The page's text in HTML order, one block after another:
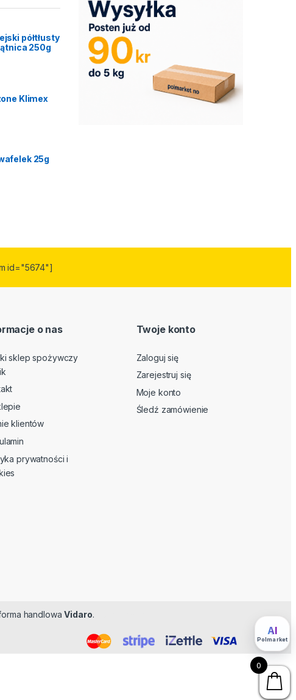
półtłusty
250g
Klimex
25g
id="5674"]
o nas
sklep spożywczy
klientów
prywatności i
Twoje konto
Zaloguj się
Zarejestruj się
Moje konto
Śledź zamówienie
handlowaVidaro.
0
AI
Polmarket